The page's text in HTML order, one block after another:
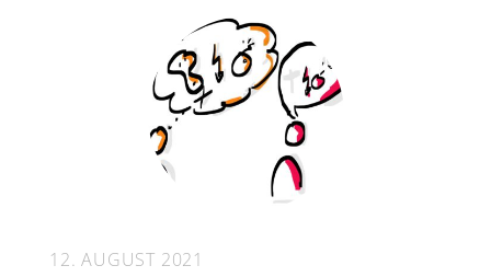
12. AUGUST 2021